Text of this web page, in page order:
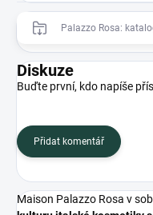
Palazzo Rosa:
Diskuze
Buďte první, kdo napíše
Přidat komentář
Maison Palazzo Rosa v